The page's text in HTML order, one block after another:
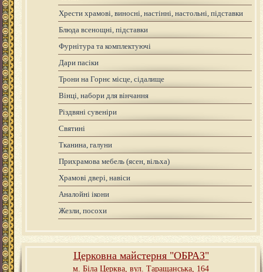
Хрести храмові, виносні, настінні, настольні, підставки
Блюда всенощні, підставки
Фурнітура та комплектуючі
Дари пасіки
Трони на Горнє місце, сідалище
Вінці, набори для вінчання
Різдвяні сувеніри
Святині
Тканина, галуни
Прихрамова мебель (ясен, вільха)
Храмові двері, навіси
Аналойні ікони
Жезли, посохи
Церковна майстерня "ОБРАЗ"
м. Біла Церква, вул. Таращанська, 164